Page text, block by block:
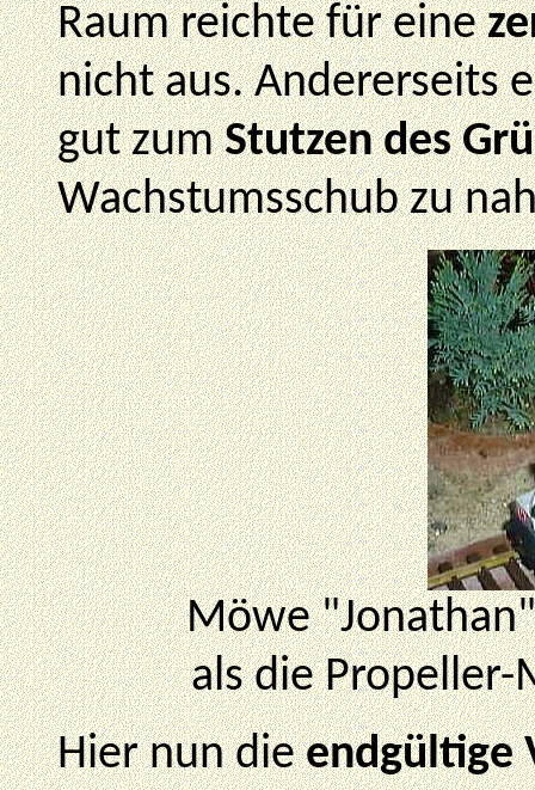
Raum reichte für eine
nicht aus. Andererseits
gut zumStutzen des
Wachstumsschub zu
Möwe
als die
Hier nun dieendgültige